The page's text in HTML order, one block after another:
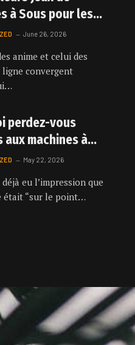
à Sous pour les
: Plongez dans
June 26, 2026
anime et celui des
ligne convergent
perdez-vous
machines à
psychologie
May 22, 2026
eu l’impression que
était “sur le point…